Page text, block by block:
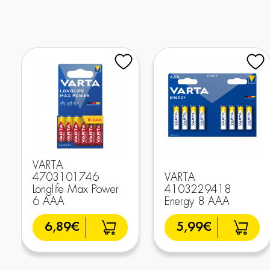
VARTA
4703101746
Longlife Max Power
6 AAA
6,89€
VARTA
4103229418
Energy 8 AAA
5,99€